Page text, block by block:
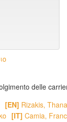
delle
[EN] Rizakis,
[IT] Camia,